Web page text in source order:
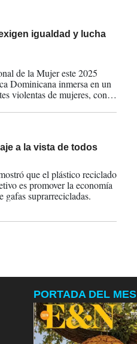
igualdad y lucha
de la Mujer este 2025
Dominicana inmersa en un
violentas de mujeres, con
para esta población y
a la vista de todos
que el plástico reciclado
es promover la economía
suprarrecicladas.
PORTADA DEL MES